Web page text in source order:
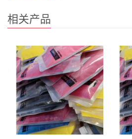
相关产品